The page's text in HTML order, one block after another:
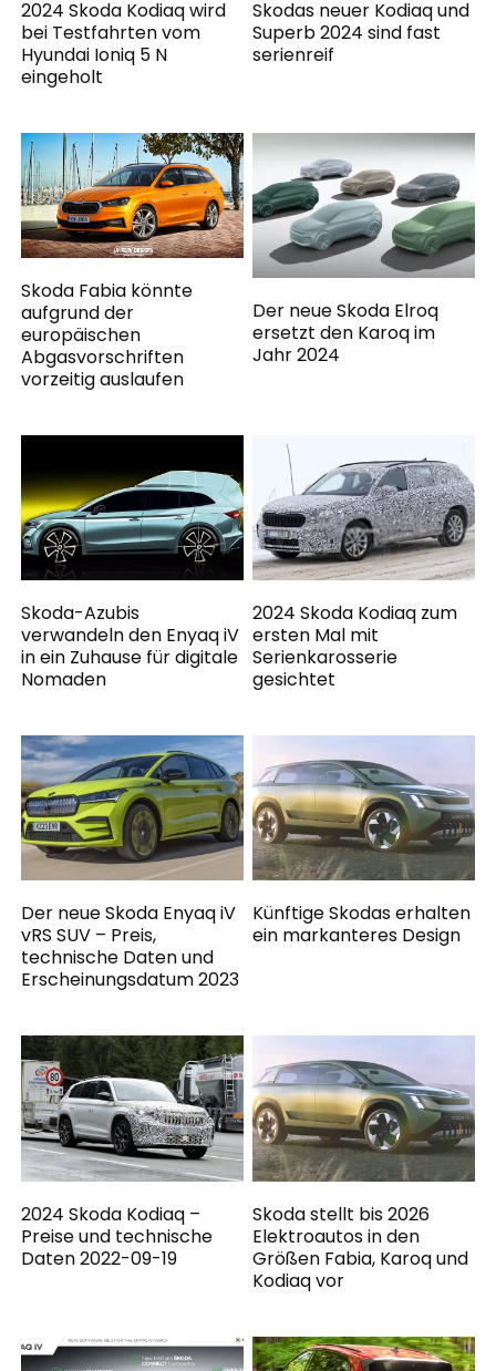
2024 Skoda Kodiaq wird
bei Testfahrten vom
Hyundai Ioniq 5 N
eingeholt
Skodas neuer Kodiaq und
Superb 2024 sind fast
serienreif
Skoda Fabia könnte
aufgrund der
europäischen
Abgasvorschriften
vorzeitig auslaufen
Der neue Skoda Elroq
ersetzt den Karoq im
Jahr 2024
Skoda-Azubis
verwandeln den Enyaq iV
in ein Zuhause für digitale
Nomaden
2024 Skoda Kodiaq zum
ersten Mal mit
Serienkarosserie
gesichtet
Der neue Skoda Enyaq iV
vRS SUV – Preis,
technische Daten und
Erscheinungsdatum 2023
Künftige Skodas erhalten
ein markanteres Design
2024 Skoda Kodiaq –
Preise und technische
Daten 2022-09-19
Skoda stellt bis 2026
Elektroautos in den
Größen Fabia, Karoq und
Kodiaq vor